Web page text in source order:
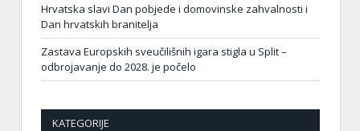
Hrvatska slavi Dan pobjede i domovinske zahvalnosti i
Dan hrvatskih branitelja
Zastava Europskih sveučilišnih igara stigla u Split –
odbrojavanje do 2028. je počelo
KATEGORIJE